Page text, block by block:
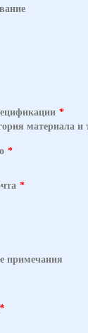
*
материала и
*
*
примечания
*